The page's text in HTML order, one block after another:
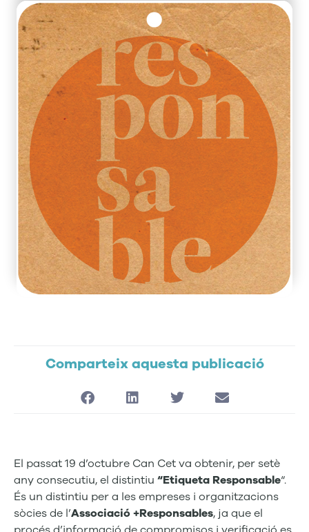
Comparteix aquesta publicació
El passat 19 d’octubre Can Cet va obtenir, per setè
any consecutiu, el distintiu “Etiqueta Responsable“.
És un distintiu per a les empreses i organitzacions
sòcies de l’Associació +Responsables, ja que el